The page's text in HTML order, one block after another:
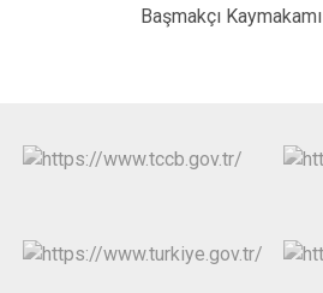
Başmakçı Kaymakamı